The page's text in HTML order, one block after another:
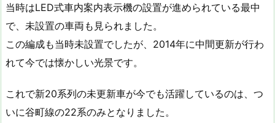
当時はLED式車内案内表示機の設置が進められている最中
で、未設置の車両も見られました。
この編成も当時未設置でしたが、2014年に中間更新が行わ
れて今では懐かしい光景です。
これで新20系列の未更新車が今でも活躍しているのは、つ
いに谷町線の22系のみとなりました。